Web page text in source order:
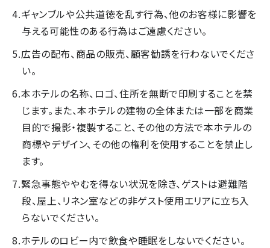
ギャンブルや公共道徳を乱す行為、他のお客様に影響を
与える可能性のある行為はご遠慮ください。
広告の配布、商品の販売、顧客勧誘を行わないでくださ
い。
本ホテルの名称、ロゴ、住所を無断で印刷することを禁
じます。また、本ホテルの建物の全体または一部を商業
目的で撮影・複製すること、その他の方法で本ホテルの
商標やデザイン、その他の権利を使用することを禁止し
ます。
緊急事態ややむを得ない状況を除き、ゲストは避難階
段、屋上、リネン室などの非ゲスト使用エリアに立ち入
らないでください。
ホテルのロビー内で飲食や睡眠をしないでください。